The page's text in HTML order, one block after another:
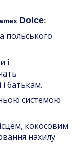
Dolce:
польського
і
батькам.
системою
кокосовим
нахилу